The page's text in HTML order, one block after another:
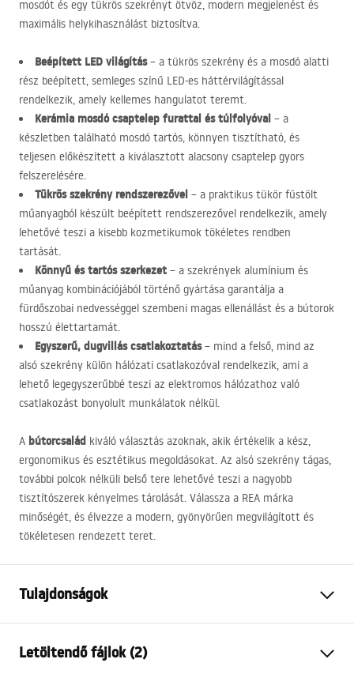
mosdót és egy tükrös szekrényt ötvöz, modern megjelenést és
maximális helykihasználást biztosítva.
Beépített LED világítás– a tükrös szekrény és a mosdó alatti
rész beépített, semleges színű LED-es háttérvilágítással
rendelkezik, amely kellemes hangulatot teremt.
Kerámia mosdó csaptelep furattal és túlfolyóval – a
készletben található mosdó tartós, könnyen tisztítható, és
teljesen előkészített a kiválasztott alacsony csaptelep gyors
felszerelésére.
Tükrös szekrény rendszerezővel – a praktikus tükör füstölt
műanyagból készült beépített rendszerezővel rendelkezik, amely
lehetővé teszi a kisebb kozmetikumok tökéletes rendben
tartását.
Könnyű és tartós szerkezet – a szekrények alumínium és
műanyag kombinációjából történő gyártása garantálja a
fürdőszobai nedvességgel szembeni magas ellenállást és a bútorok
hosszú élettartamát.
Egyszerű, dugvillás csatlakoztatás– mind a felső, mind az
alsó szekrény külön hálózati csatlakozóval rendelkezik, ami a
lehető legegyszerűbbé teszi az elektromos hálózathoz való
csatlakozást bonyolult munkálatok nélkül.
A bútorcsalád kiváló választás azoknak, akik értékelik a kész,
ergonomikus és esztétikus megoldásokat. Az alsó szekrény tágas,
további polcok nélküli belső tere lehetővé teszi a nagyobb
tisztítószerek kényelmes tárolását. Válassza a REA márka
minőségét, és élvezze a modern, gyönyörűen megvilágított és
tökéletesen rendezett teret.
Tulajdonságok
Felszerelés
Letöltendő fájlok (2)